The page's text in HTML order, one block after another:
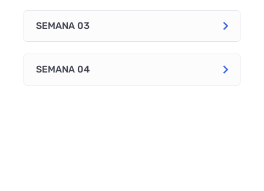
SEMANA 03
SEMANA 04